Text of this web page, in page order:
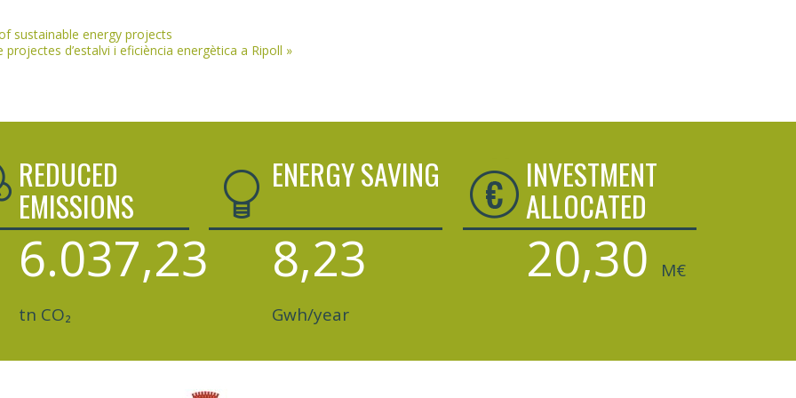
sustainable energy projects
d’estalvi i eficiència energètica a Ripoll »
REDUCED
EMISSIONS
6.037,23
tn CO₂
ENERGY SAVING
8,23
Gwh/year
INVESTMENT
ALLOCATED
20,30 M€